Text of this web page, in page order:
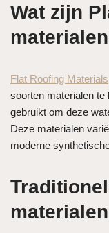
Wat zijn
Flat Roofing Materials
soorten materialen te
gebruikt om deze
Deze materialen
moderne
materialen